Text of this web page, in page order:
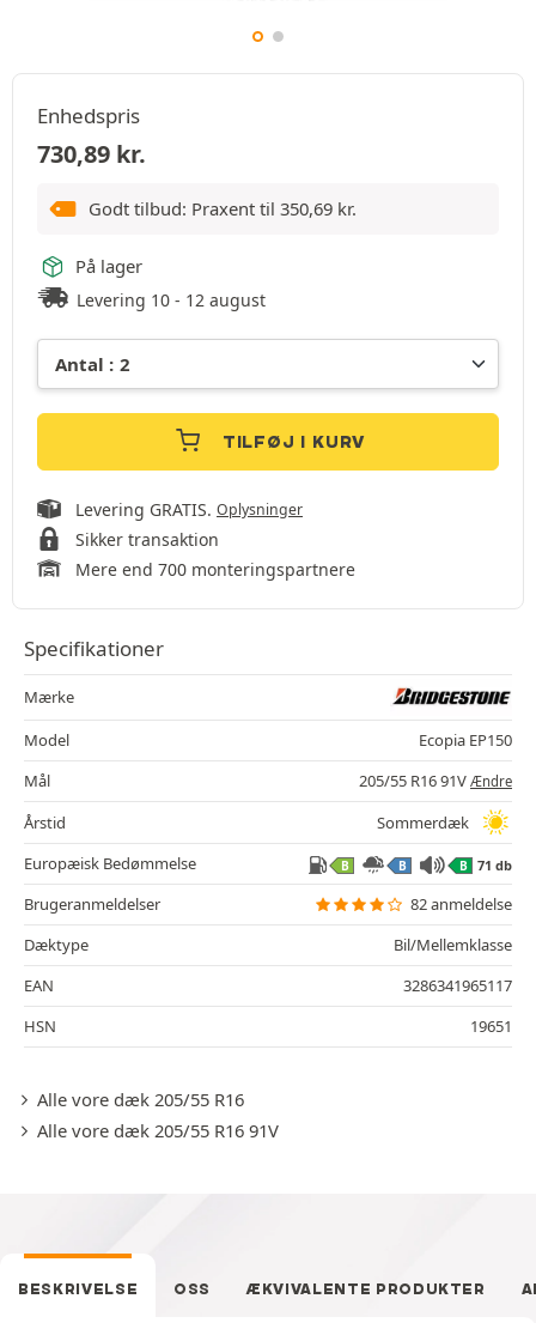
Enhedspris
730,89 kr.
Godt tilbud: Praxent til 350,69 kr.
På lager
Levering 10 - 12 august
TILFØJ I KURV
Levering GRATIS. Oplysninger
Sikker transaktion
Mere end 700 monteringspartnere
Specifikationer
Mærke
Model
Ecopia EP150
Mål
205/55 R16 91V Ændre
Årstid
Sommerdæk
Europæisk Bedømmelse
B B B 71 db
Brugeranmeldelser
82 anmeldelse
Dæktype
Bil/Mellemklasse
EAN
3286341965117
HSN
19651
Alle vore dæk 205/55 R16
Alle vore dæk 205/55 R16 91V
BESKRIVELSE OSS ÆKVIVALENTE PRODUKTER